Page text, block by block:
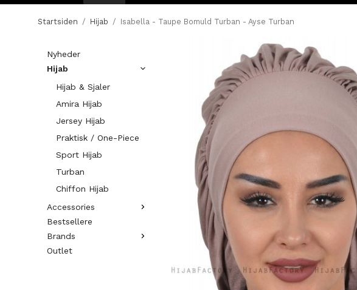
Startsiden / Hijab / Isabella - Taupe Bomuld Turban - Ayse Turban
Nyheder
Hijab
Hijab & Sjaler
Amira Hijab
Jersey Hijab
Praktisk / One-Piece
Sport Hijab
Turban
Chiffon Hijab
Accessories
Bestsellere
Brands
Outlet